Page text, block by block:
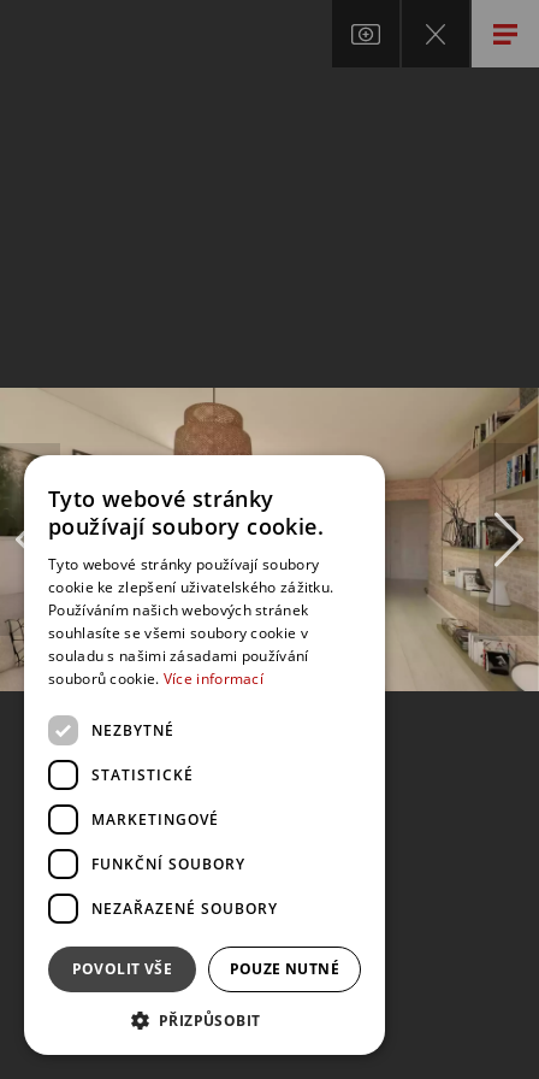
Tyto webové stránky
používají soubory cookie.
Tyto webové stránky používají soubory
cookie ke zlepšení uživatelského zážitku.
Používáním našich webových stránek
souhlasíte se všemi soubory cookie v
souladu s našimi zásadami používání
souborů cookie. Více informací
NEZBYTNÉ
STATISTICKÉ
MARKETINGOVÉ
FUNKČNÍ SOUBORY
NEZAŘAZENÉ SOUBORY
POVOLIT VŠE POUZE NUTNÉ
PŘIZPŮSOBIT